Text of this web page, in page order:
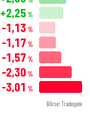
+2,25 %
-1,13 %
-1,17 %
-1,57 %
-2,30 %
-3,01 %
Börse: Tradegate